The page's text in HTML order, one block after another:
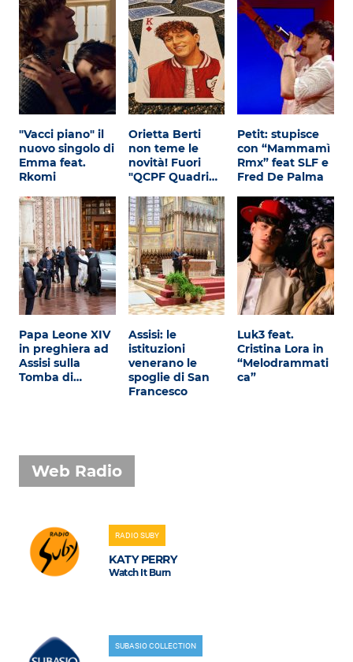
"Vacci piano" il
nuovo singolo di
Emma feat.
Rkomi
Orietta Berti
non teme le
novità! Fuori
"QCPF Quadri…
Petit: stupisce
con “Mammamì
Rmx” feat SLF e
Fred De Palma
Papa Leone XIV
in preghiera ad
Assisi sulla
Tomba di…
Assisi: le
istituzioni
venerano le
spoglie di San
Francesco
Luk3 feat.
Cristina Lora in
“Melodrammati
ca”
Web Radio
RADIO SUBY
KATY PERRY
Watch It Burn
SUBASIO COLLECTION